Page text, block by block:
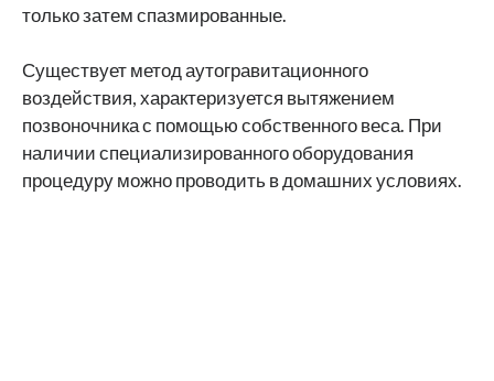
только затем спазмированные.
Существует метод аутогравитационного
воздействия, характеризуется вытяжением
позвоночника с помощью собственного веса. При
наличии специализированного оборудования
процедуру можно проводить в домашних условиях.